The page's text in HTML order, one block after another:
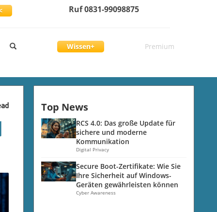
Ruf 0831-99098875
Wissen+ Premium
Top News
RCS 4.0: Das große Update für
sichere und moderne
Kommunikation
Digital Privacy
Secure Boot-Zertifikate: Wie Sie
Ihre Sicherheit auf Windows-
Geräten gewährleisten können
Cyber Awareness